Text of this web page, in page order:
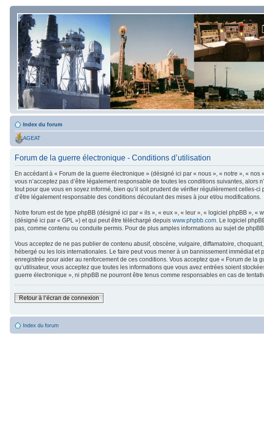
Index du forum
AGEAT
Forum de la guerre électronique - Conditions d’utilisation
En accédant à « Forum de la guerre électronique » (désigné ici par « nous », « notre », «
vous n’acceptez pas d’être légalement responsable de toutes les conditions suivantes,
tout pour que vous en soyez informé, bien qu’il soit prudent de vérifier régulièrement celles-
d’être légalement responsable des conditions découlant des mises à jour et/ou modifications.
Notre forum est de type phpBB (désigné ici par « ils », « eux », « leur », « logiciel phpBB »,
(désigné ici par « GPL ») et qui peut être téléchargé depuis www.phpbb.com. Le logiciel
pas, comme contenu ou conduite permis. Pour de plus amples informations au sujet de
Vous acceptez de ne pas publier de contenu abusif, obscène, vulgaire, diffamatoire,
hébergé ou les lois internationales. Le faire peut vous mener à un bannissement immédiat
enregistrée pour aider au renforcement de ces conditions. Vous acceptez que « Forum de
qu’utilisateur, vous acceptez que toutes les informations que vous avez entrées soient
guerre électronique », ni phpBB ne pourront être tenus comme responsables en cas de
Retour à l’écran de connexion
Index du forum